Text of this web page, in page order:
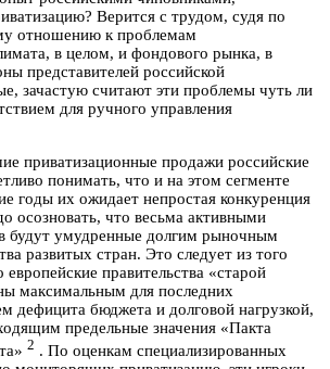
Верится с трудом, судя по
отношению к проблемам
в целом, и фондового рынка, в
представителей российской
зачастую считают эти проблемы чуть ли
для ручного управления
приватизационные продажи российские
понимать, что и на этом сегменте
годы их ожидает непростая конкуренция
осозновать, что весьма активными
будут умудренные долгим рыночным
развитых стран. Это следует из того
европейские правительства «старой
максимальным для последних
дефицита бюджета и долговой нагрузкой,
предельные значения «Пакта
2 . По оценкам специализированных